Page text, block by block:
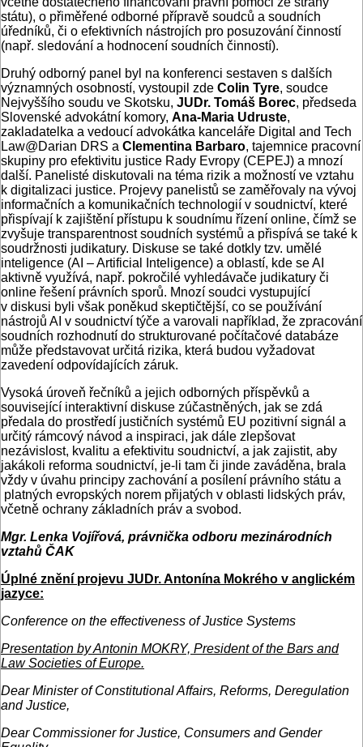
státu), o přiměřené odborné přípravě soudců a soudních
úředníků, či o efektivních nástrojích pro posuzování činností
(např. sledování a hodnocení soudních činností).
Druhý odborný panel byl na konferenci sestaven s dalších
významných osobností, vystoupil zde Colin Tyre, soudce
Nejvyššího soudu ve Skotsku, JUDr. Tomáš Borec, předseda
Slovenské advokátní komory, Ana-Maria Udruste,
zakladatelka a vedoucí advokátka kanceláře Digital and Tech
Law@Darian DRS a Clementina Barbaro, tajemnice pracovní
skupiny pro efektivitu justice Rady Evropy (CEPEJ) a mnozí
další. Panelisté diskutovali na téma rizik a možností ve vztahu
k digitalizaci justice. Projevy panelistů se zaměřovaly na vývoj
informačních a komunikačních technologií v soudnictví, které
přispívají k zajištění přístupu k soudnímu řízení online, čímž se
zvyšuje transparentnost soudních systémů a přispívá se také k
soudržnosti judikatury. Diskuse se také dotkly tzv. umělé
inteligence (AI – Artificial Inteligence) a oblastí, kde se AI
aktivně využívá, např. pokročilé vyhledávače judikatury či
online řešení právních sporů. Mnozí soudci vystupující
v diskusi byli však poněkud skeptičtější, co se používání
nástrojů AI v soudnictví týče a varovali například, že zpracování
soudních rozhodnutí do strukturované počítačové databáze
může představovat určitá rizika, která budou vyžadovat
zavedení odpovídajících záruk.
Vysoká úroveň řečníků a jejich odborných příspěvků a
související interaktivní diskuse zúčastněných, jak se zdá
předala do prostředí justičních systémů EU pozitivní signál a
určitý rámcový návod a inspiraci, jak dále zlepšovat
nezávislost, kvalitu a efektivitu soudnictví, a jak zajistit, aby
jakákoli reforma soudnictví, je-li tam či jinde zaváděna, brala
vždy v úvahu principy zachování a posílení právního státu a
platných evropských norem přijatých v oblasti lidských práv,
včetně ochrany základních práv a svobod.
Mgr. Lenka Vojířová, právnička odboru mezinárodních
vztahů ČAK
Úplné znění projevu JUDr. Antonína Mokrého v anglickém
jazyce:
Conference on the effectiveness of Justice Systems
Presentation by Antonin MOKRY, President of the Bars and
Law Societies of Europe.
Dear Minister of Constitutional Affairs, Reforms, Deregulation
and Justice,
Dear Commissioner for Justice, Consumers and Gender